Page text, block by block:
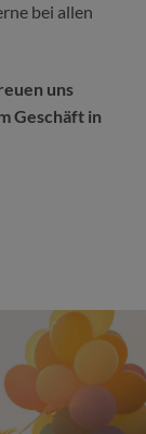
bei allen
uns
Geschäft in